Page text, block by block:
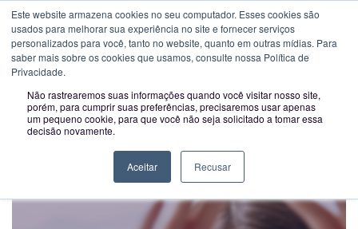
Este website armazena cookies no seu computador. Esses cookies são
usados ​​para melhorar sua experiência no site e fornecer serviços
personalizados para você, tanto no website, quanto em outras mídias. Para
saber mais sobre os cookies que usamos, consulte nossa Política de
Privacidade.
Não rastrearemos suas informações quando você visitar nosso site,
porém, para cumprir suas preferências, precisaremos usar apenas
um pequeno cookie, para que você não seja solicitado a tomar essa
decisão novamente.
Aceitar Recusar
Novo horário a partir de 01-02-2023:Segunda a Sexta das 09H00 às
13H00 e das 14H00 às 18:00
Story Facebook e Instagram
MATERIAL DE MARKETING